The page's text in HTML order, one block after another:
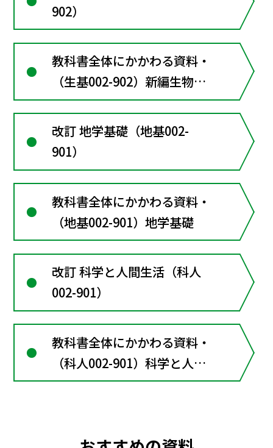
902）
教科書全体にかかわる資料・
（生基002-902）新編生物基
礎
改訂 地学基礎（地基002-
901）
教科書全体にかかわる資料・
（地基002-901）地学基礎
改訂 科学と人間生活（科人
002-901）
教科書全体にかかわる資料・
（科人002-901）科学と人間
生活